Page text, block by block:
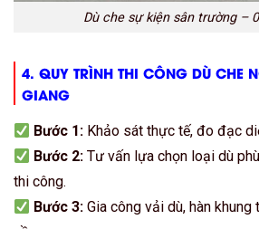
Dù che sự kiện sân trường –
4. QUY TRÌNH THI CÔNG DÙ CHE
GIANG
Bước 1: Khảo sát thực tế, đo đạc
Bước 2: Tư vấn lựa chọn loại dù
thi công.
Bước 3: Gia công vải dù, hàn